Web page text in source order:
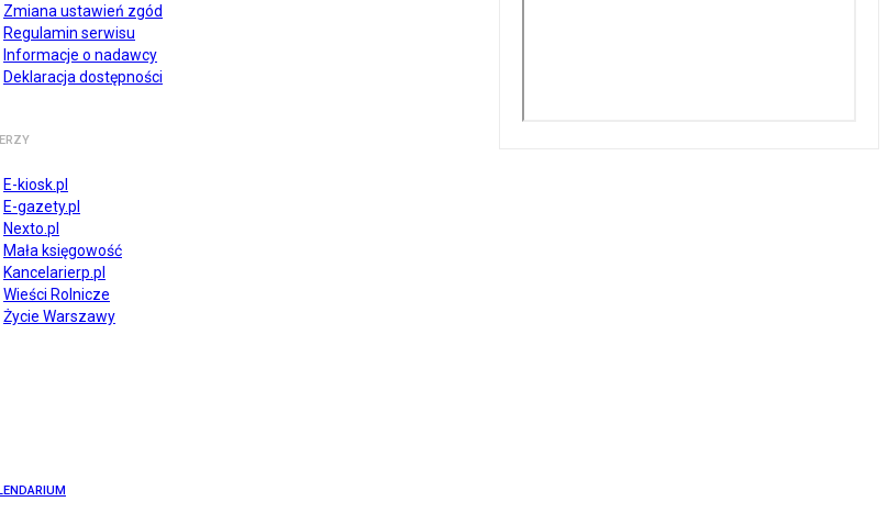
Zmiana ustawień zgód
Regulamin serwisu
Informacje o nadawcy
Deklaracja dostępności
E-kiosk.pl
E-gazety.pl
Nexto.pl
Mała księgowość
Kancelarierp.pl
Wieści Rolnicze
Życie Warszawy